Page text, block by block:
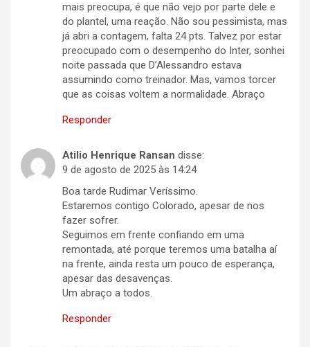
mais preocupa, é que não vejo por parte dele e
do plantel, uma reação. Não sou pessimista, mas
já abri a contagem, falta 24 pts. Talvez por estar
preocupado com o desempenho do Inter, sonhei
noite passada que D’Alessandro estava
assumindo como treinador. Mas, vamos torcer
que as coisas voltem a normalidade. Abraço
Responder
Atilio Henrique Ransan disse:
9 de agosto de 2025 às 14:24
Boa tarde Rudimar Veríssimo.
Estaremos contigo Colorado, apesar de nos
fazer sofrer.
Seguimos em frente confiando em uma
remontada, até porque teremos uma batalha aí
na frente, ainda resta um pouco de esperança,
apesar das desavenças.
Um abraço a todos.
Responder